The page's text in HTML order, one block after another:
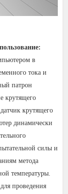
в
тока и
патрон
крутящего
крутящего
динамически
силы и
метода
температуры.
проведения